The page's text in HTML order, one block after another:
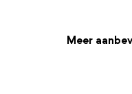
Meer